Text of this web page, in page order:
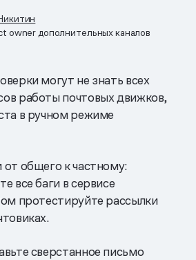
owner дополнительных каналов
могут не знать всех
работы почтовых движков,
в ручном режиме
общего к частному:
все баги в сервисе
протестируйте рассылки
сверстанное письмо